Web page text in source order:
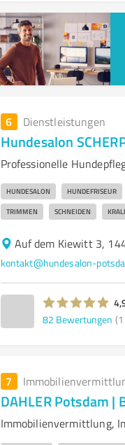
6 Dienstleistungen
Hundesalon
Professionelle
HUNDESALON HUNDEFRISEUR
TRIMMEN SCHNEIDEN
Auf dem Kiewitt 3,
kontakt@hundesalon-
82 Bewertungen
7
DAHLER Potsdam
Immobilienvermittlung,